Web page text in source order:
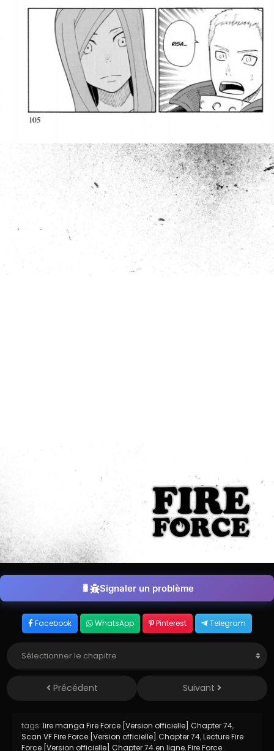
Signaler un problème
Facebook WhatsApp Pinterest Telegram
Précédent Suivant
tags: lire manga Fire Force [Version officielle] Chapter 74,
Scan VF Fire Force [Version officielle] Chapter 74,Lecture Fire
Force [Version officielle] Chapter 74 en ligne,Fire Force